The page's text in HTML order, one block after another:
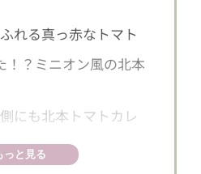
れる真っ赤なトマト
！？ミニオン風の北本
にも北本トマトカレ
っと見る